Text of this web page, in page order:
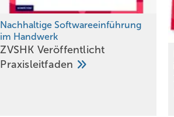
Nachhaltige Softwareeinführung
im Handwerk
ZVSHK Veröffentlicht
Praxisleitfaden